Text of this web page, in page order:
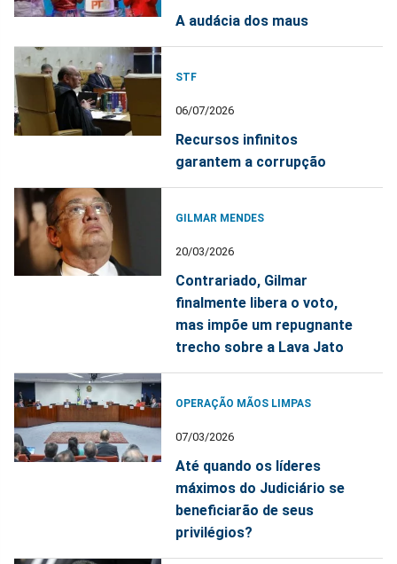
A audácia dos maus
STF
06/07/2026
Recursos infinitos
garantem a corrupção
GILMAR MENDES
20/03/2026
Contrariado, Gilmar
finalmente libera o voto,
mas impõe um repugnante
trecho sobre a Lava Jato
OPERAÇÃO MÃOS LIMPAS
07/03/2026
Até quando os líderes
máximos do Judiciário se
beneficiarão de seus
privilégios?